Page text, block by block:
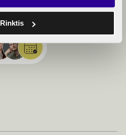
Rinktis